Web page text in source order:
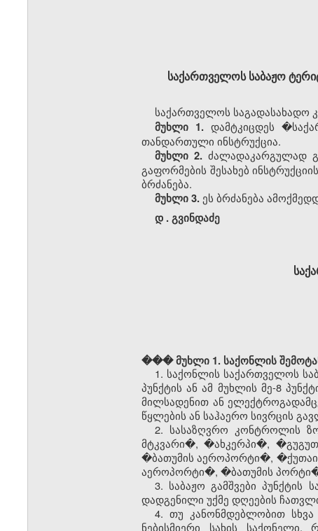
საქართველოსსაბაჟო
საქართველოს საგადასახადო
მუხლი 1. დამტკიცდეს
თანდართული ინსტრუქცია.
მუხლი 2. ძალადაკარგულად
გაფორმების შესახებ
ბრძანება.
მუხლი 3. ეს ბრძანება
დ. გვინდაძე
��� მუხლი 1. საქონლის
1. საქონლის საქართველოს
პუნქტის ან ამ მუხლის მე-8
მილსადენით ან
წყლების ან საჰაერო სივრცის
2. სასაზღვრო კონტროლის
მტკვარი�, �ახკერპი�,
�ბათუმის აეროპორტი�,
აეროპორტი�, �ბათუმის
3. საბაჟო გამშვები პუნქტის
დადგენილი უქმე დღეების
4. თუ კანონმდებლობით
ნებისმიერი სახის